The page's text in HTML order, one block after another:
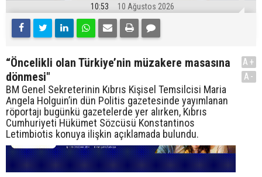
10:53 10 Ağustos 2026
“Öncelikli olan Türkiye’nin müzakere masasına
dönmesi"
BM Genel Sekreterinin Kıbrıs Kişisel Temsilcisi Maria
Angela Holguin’in dün Politis gazetesinde yayımlanan
röportajı bugünkü gazetelerde yer alırken, Kıbrıs
Cumhuriyeti Hükümet Sözcüsü Konstantinos
Letimbiotis konuya ilişkin açıklamada bulundu.
A+
A-